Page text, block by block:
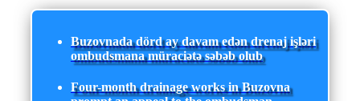
Buzovnada dörd ay davam edən drenaj işləri
ombudsmana müraciətə səbəb olub
Four-month drainage works in Buzovna